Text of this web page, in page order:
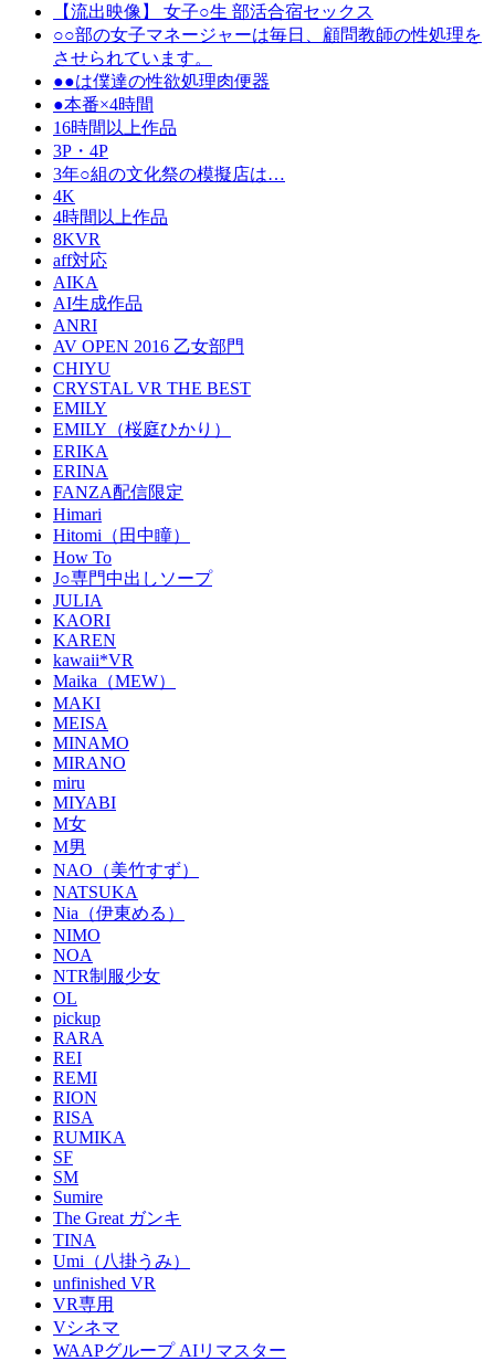
【流出映像】 女子○生 部活合宿セックス
○○部の女子マネージャーは毎日、顧問教師の性処理を
させられています。
●●は僕達の性欲処理肉便器
●本番×4時間
16時間以上作品
3P・4P
3年○組の文化祭の模擬店は…
4K
4時間以上作品
8KVR
aff対応
AIKA
AI生成作品
ANRI
AV OPEN 2016 乙女部門
CHIYU
CRYSTAL VR THE BEST
EMILY
EMILY（桜庭ひかり）
ERIKA
ERINA
FANZA配信限定
Himari
Hitomi（田中瞳）
How To
J○専門中出しソープ
JULIA
KAORI
KAREN
kawaii*VR
Maika（MEW）
MAKI
MEISA
MINAMO
MIRANO
miru
MIYABI
M女
M男
NAO（美竹すず）
NATSUKA
Nia（伊東める）
NIMO
NOA
NTR制服少女
OL
pickup
RARA
REI
REMI
RION
RISA
RUMIKA
SF
SM
Sumire
The Great ガンキ
TINA
Umi（八掛うみ）
unfinished VR
VR専用
Vシネマ
WAAPグループ AIリマスター